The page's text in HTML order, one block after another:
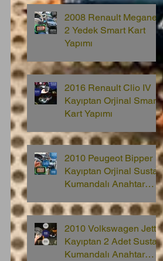
2008 Renault Megane
2 Yedek Smart Kart
Yapımı
2016 Renault Clio IV
Kayıptan Orjinal Smart
Kart Yapımı
2010 Peugeot Bipper
Kayıptan Orjinal Sustalı
Kumandalı Anahtar
2010 Volkswagen Jetta
Kayıptan 2 Adet Sustalı
Kumandalı Anahtar